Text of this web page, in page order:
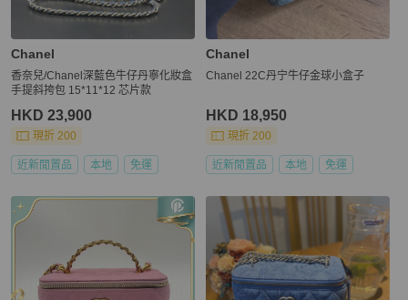
Chanel
香奈兒/Chanel深藍色牛仔丹寧化妝盒
手提斜挎包 15*11*12 芯片款
HKD 23,900
現折 200
近新閒置品 本地 免運
Chanel
Chanel 22C丹宁牛仔金球小盒子
HKD 18,950
現折 200
近新閒置品 本地 免運